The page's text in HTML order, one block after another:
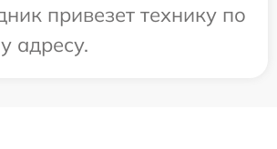
привезет технику по
адресу.